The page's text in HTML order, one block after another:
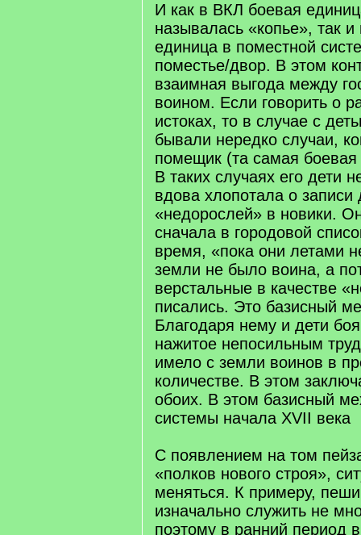
И как в ВКЛ боевая
называлась «копье», так
единица в поместной
поместье/двор. В этом
взаимная выгода между
воином. Если говорить о
истоках, то в случае с
бывали нередко случаи,
помещик (та самая боевая
В таких случаях его дети
вдова хлопотала о записи
«недорослей» в новики.
сначала в городовой
время, «пока они летами
земли не было воина, а
верстальные в качестве
писались. Это базисный
Благодаря нему и дети
нажитое непосильным
имело с земли воинов в
количестве. В этом
обоих. В этом базисный
системы начала XVII века
С появлением на том
«полков нового строя»,
меняться. К примеру,
изначально служить не
поэтому в ранний период